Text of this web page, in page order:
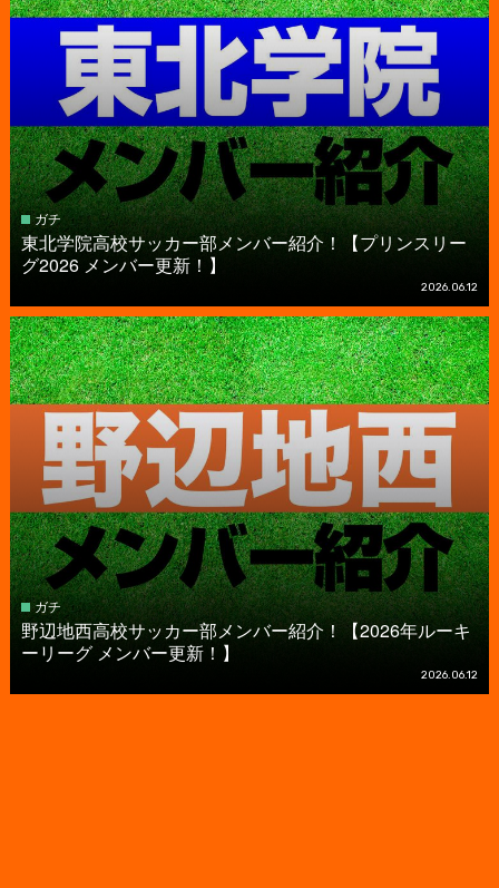
ガチ
東北学院高校サッカー部メンバー紹介！【プリンスリー
グ2026 メンバー更新！】
2026.06.12
ガチ
野辺地西高校サッカー部メンバー紹介！【2026年ルーキ
ーリーグ メンバー更新！】
2026.06.12